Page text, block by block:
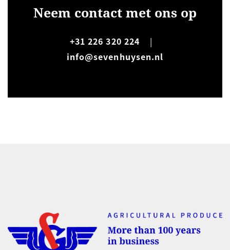
Neem contact met ons op
+31 226 320 224
|
info@sevenhuysen.nl